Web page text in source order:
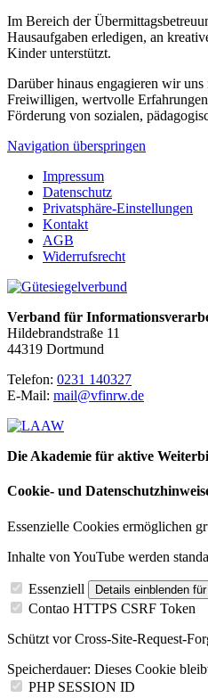
Im Bereich der
Hausaufgaben erledigen, an
Kinder unterstützt.
Darüber hinaus engagieren wir
Freiwilligen, wertvolle
Förderung von sozialen,
Navigation überspringen
Impressum
Datenschutz
Privatsphäre-Einstellungen
Kontakt
AGB
Widerrufsrecht
Verband für
Hildebrandstraße 11
44319 Dortmund
Telefon: 0231 140327
E-Mail: mail@vfinrw.de
Die Akademie für aktive
Cookie- und
Essenzielle Cookies ermöglichen
Inhalte von YouTube werden
Essenziell Details einblenden
Contao HTTPS CSRF Token
Schützt vor Cross-Site-Request-
Speicherdauer: Dieses Cookie
PHP SESSION ID